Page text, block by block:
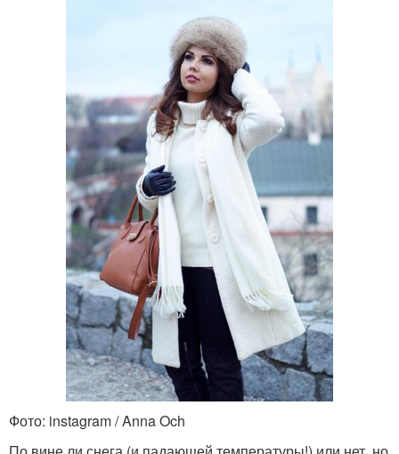
Фото: instagram / Anna Och